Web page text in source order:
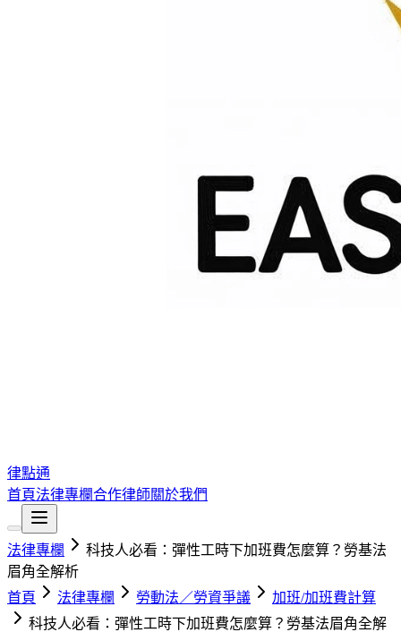
律點通
首頁法律專欄合作律師關於我們
法律專欄
科技人必看：彈性工時下加班費怎麼算？勞基法
眉角全解析
首頁
法律專欄 勞動法／勞資爭議
加班/加班費計算
科技人必看：彈性工時下加班費怎麼算？勞基法眉角全解